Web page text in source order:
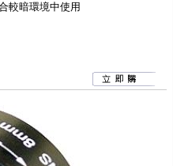
較暗環境中使用